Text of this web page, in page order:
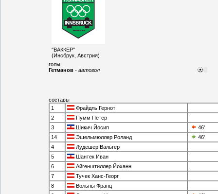
"ВАККЕР"
(Инсбрук, Австрия)
голы
Гетманов - автогол
составы
1
Фрайдль Гернот
2
Пумм Петер
3
Шикич Йосип
46'
14
Эшельмюллер Роланд
46'
4
Лудешер Вальтер
5
Шантек Иван
6
Айгенштиллер Йоханн
7
Тучек Ханс-Георг
8
Вольны Франц